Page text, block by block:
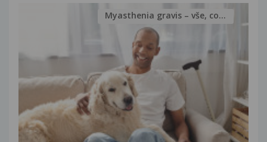
Myasthenia gravis – vše, co...